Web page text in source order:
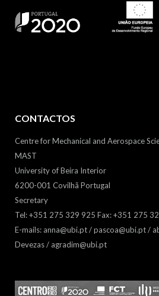
CONTACTOS
Centre for Mechanical and Aerospace
MAST
University of Beira Interior
6200-001 Covilhã Portugal
Secretary
Tel: +351 275 329 925 Fax: +351 275
E-mails: anna@ubi.pt / pascoa@ubi.pt /
Devezas / agradim@ubi.pt